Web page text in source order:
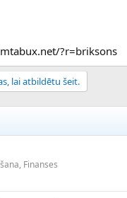
?r=briksons
lai atbildētu šeit.
Finanses